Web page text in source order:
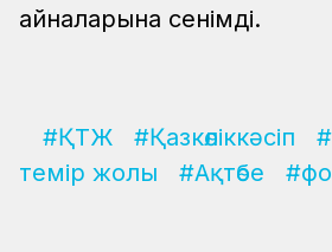
айналарына сенімді.
#ҚТЖ #Қазкөліккәсіп
темір жолы
#Ақтөбе